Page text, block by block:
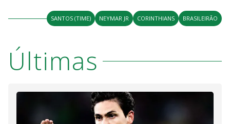
SANTOS (TIME) NEYMAR JR CORINTHIANS BRASILEIRÃO
Últimas